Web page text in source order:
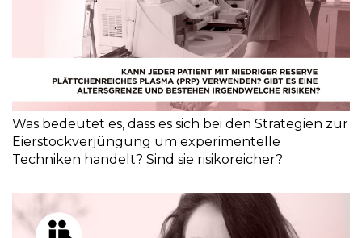
Was bedeutet es, dass es sich bei den Strategien zur
Eierstockverjüngung um experimentelle
Techniken handelt? Sind sie risikoreicher?